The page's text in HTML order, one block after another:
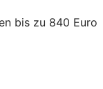
bis zu 840 Euro